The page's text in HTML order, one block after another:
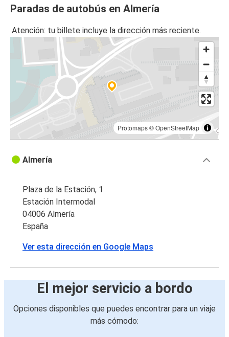
Paradas de autobús en Almería
Atención: tu billete incluye la dirección más reciente.
Protomaps©OpenStreetMap
Almería
Plaza de la Estación, 1
Estación Intermodal
04006 Almería
España
Ver esta dirección en Google Maps
El mejor servicio a bordo
Opciones disponibles que puedes encontrar para un viaje
más cómodo: